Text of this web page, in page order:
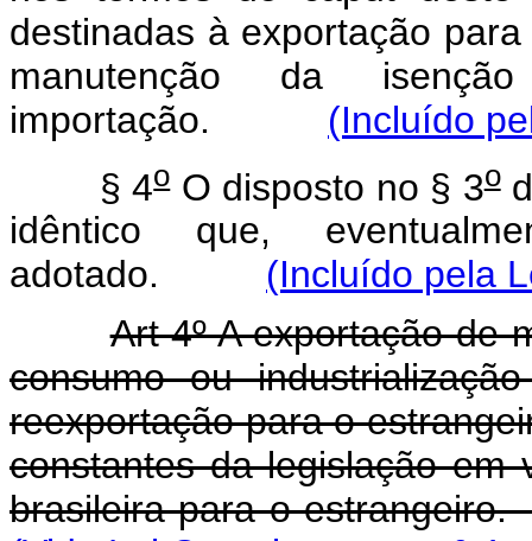
destinadas à exportação
manutenção da
importação. (Incluído
§ 4oO disposto no § 3o
idêntico que,
adotado. (Incluído pela
Art 4º A exportação de
consumo ou
reexportação para o
constantes da legislação em
brasileira para o